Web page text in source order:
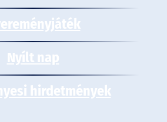
Nyílt nap
hirdetmények